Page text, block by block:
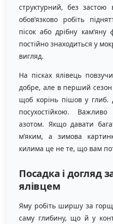
структурний, без
обов’язково робіть
пісок або дрібну
постійно знаходиться у
вигляд.
На пісках ялівець
добре, але в перший сезон
щоб корінь пішов у глиб.
посухостійкою.
азотом. Якщо давати
м’яким, а зимова
килима це не те, що вам
Посадка і догляд
ялівцем
Яму робіть ширшу за
саму глибину, що й у